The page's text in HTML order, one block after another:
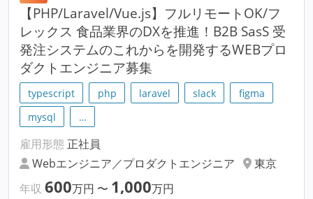
【PHP/Laravel/Vue.js】フルリモートOK/フ
レックス 食品業界のDXを推進！B2B SasS 受
発注システムのこれからを開発するWEBプロ
ダクトエンジニア募集
typescript php laravel slack
figma
mysql
…
雇用形態 正社員
Webエンジニア／プロダクトエンジニア
東京
年収 600万円 〜 1,000万円